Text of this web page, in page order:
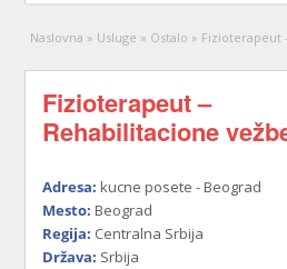
Naslovna » Usluge » Ostalo » Fizioterapeut
Fizioterapeut –
Rehabilitacione
Adresa: kucne posete - Beograd
Mesto: Beograd
Regija: Centralna Srbija
Država: Srbija